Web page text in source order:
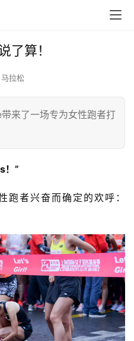
了算！
马拉松
来了一场专为女性跑者打
！”
跑者兴奋而确定的欢呼：